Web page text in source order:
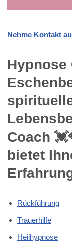
Nehme Kontakt
Hypnose
Coach
bietet
Rückführung
Trauerhilfe
Heilhypnose